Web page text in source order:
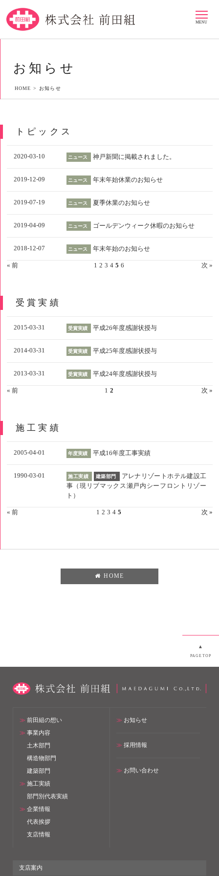
MENU
お知らせ
HOME > お知らせ
トピックス
2020-03-10 ニュース 神戸新聞に掲載されました。
2019-12-09 ニュース 年末年始休業のお知らせ
2019-07-19 ニュース 夏季休業のお知らせ
2019-04-09 ニュース ゴールデンウィーク休暇のお知らせ
2018-12-07 ニュース 年末年始のお知らせ
« 前 1 2 3 4 5 6 次 »
受賞実績
2015-03-31 受賞実績 平成26年度感謝状授与
2014-03-31 受賞実績 平成25年度感謝状授与
2013-03-31 受賞実績 平成24年度感謝状授与
« 前 1 2 次 »
施工実績
2005-04-01 年度実績 平成16年度工事実績
1990-03-01 施工実績 建築部門
アレナリゾートホテル建設工
事（現リブマックス瀬戸内シーフロントリゾー
ト）
« 前 1 2 3 4 5 次 »
HOME
▲
PAGETOP
≫ 前田組の想い
≫ 事業内容
土木部門
構造物部門
建築部門
≫ 施工実績
部門別代表実績
≫ 企業情報
代表挨拶
支店情報
≫ お知らせ
≫ 採用情報
≫ お問い合わせ
支店案内